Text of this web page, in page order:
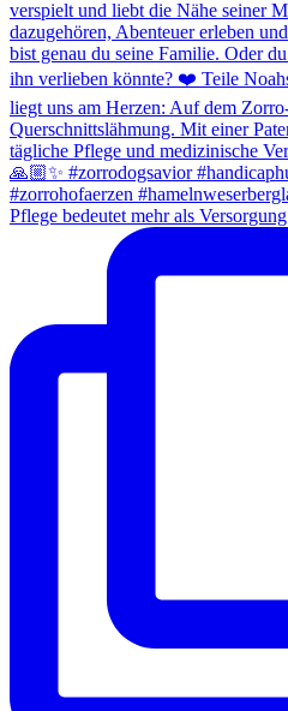
Pflege bedeutet mehr als